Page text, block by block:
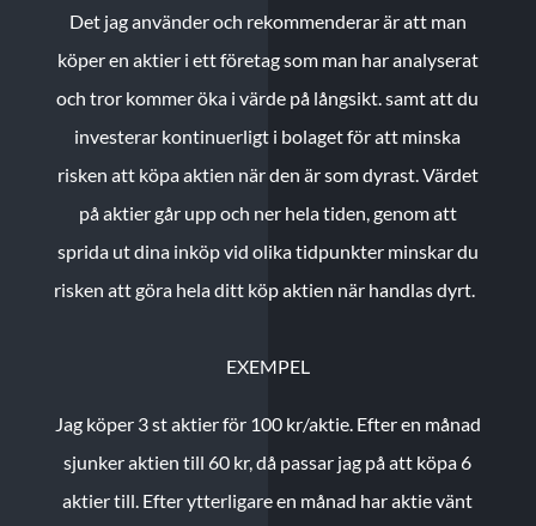
Det jag använder och rekommenderar är att man
köper en aktier i ett företag som man har analyserat
och tror kommer öka i värde på långsikt. samt att du
investerar kontinuerligt i bolaget för att minska
risken att köpa aktien när den är som dyrast. Värdet
på aktier går upp och ner hela tiden, genom att
sprida ut dina inköp vid olika tidpunkter minskar du
risken att göra hela ditt köp aktien när handlas dyrt.
EXEMPEL
Jag köper 3 st aktier för 100 kr/aktie. Efter en månad
sjunker aktien till 60 kr, då passar jag på att köpa 6
aktier till. Efter ytterligare en månad har aktie vänt